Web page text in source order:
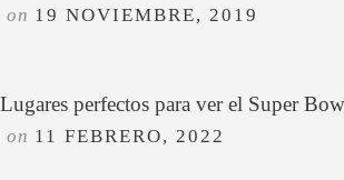
on 19 NOVIEMBRE, 2019
Lugares perfectos para ver el Super
on 11 FEBRERO, 2022